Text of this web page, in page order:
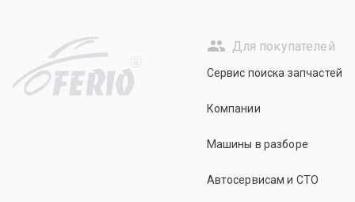
R
Для покупателей
Сервис поиска запчастей
Компании
Машины в разборе
Автосервисам и СТО